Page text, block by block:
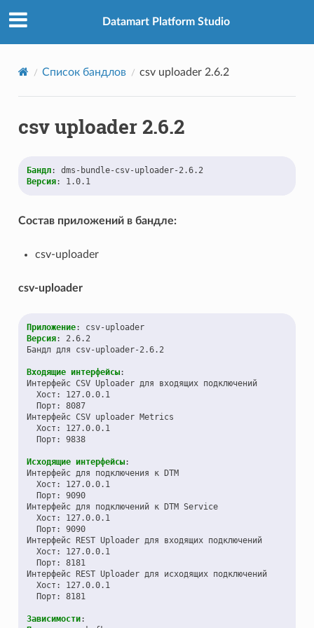
Datamart Platform Studio
Список бандлов csv uploader 2.6.2
csv uploader 2.6.2
Бандл:
dms-bundle-csv-uploader-2.6.2
Версия: 1.0.1
Состав приложений в бандле:
csv-uploader
csv-uploader
Приложение:
csv-uploader
Версия:
2.6.2
Бандл для csv-uploader-2.6.2
Входящие интерфейсы:
Интерфейс CSV Uploader для входящих подключений
Хост :
127.0.0.1
Порт :
8087
Интерфейс CSV uploader Metrics
Хост :
127.0.0.1
Порт : 9838
Исходящие интерфейсы:
Интерфейс для подключения к DTM
Хост :
127.0.0.1
Порт :
9090
Интерфейс для подключений к DTM Service
Хост :
127.0.0.1
Порт :
9090
Интерфейс REST Uploader для входящих подключений
Хост :
127.0.0.1
Порт :
8181
Интерфейс REST Uploader для исходящих подключений
Хост :
127.0.0.1
Порт : 8181
Зависимости: